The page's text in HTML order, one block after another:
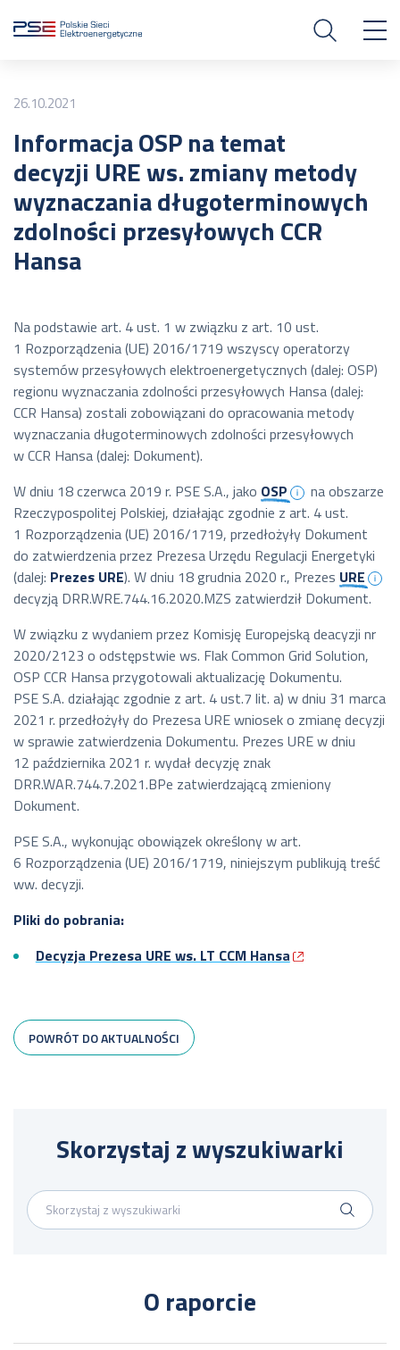
26.10.2021
Informacja OSP na temat
decyzji URE ws. zmiany metody
wyznaczania długoterminowych
zdolności przesyłowych CCR
Hansa
Na podstawie art. 4 ust. 1 w związku z art. 10 ust.
1 Rozporządzenia (UE) 2016/1719 wszyscy operatorzy
systemów przesyłowych elektroenergetycznych (dalej: OSP)
regionu wyznaczania zdolności przesyłowych Hansa (dalej:
CCR Hansa) zostali zobowiązani do opracowania metody
wyznaczania długoterminowych zdolności przesyłowych
w CCR Hansa (dalej: Dokument).
W dniu 18 czerwca 2019 r. PSE S.A., jako OSP
na obszarze
Rzeczypospolitej Polskiej, działając zgodnie z art. 4 ust.
1 Rozporządzenia (UE) 2016/1719, przedłożyły Dokument
do zatwierdzenia przez Prezesa Urzędu Regulacji Energetyki
(dalej: Prezes URE). W dniu 18 grudnia 2020 r., Prezes URE
decyzją DRR.WRE.744.16.2020.MZS zatwierdził Dokument.
W związku z wydaniem przez Komisję Europejską deacyzji nr
2020/2123 o odstępstwie ws. Flak Common Grid Solution,
OSP CCR Hansa przygotowali aktualizację Dokumentu.
PSE S.A. działając zgodnie z art. 4 ust.7 lit. a) w dniu 31 marca
2021 r. przedłożyły do Prezesa URE wniosek o zmianę decyzji
w sprawie zatwierdzenia Dokumentu. Prezes URE w dniu
12 października 2021 r. wydał decyzję znak
DRR.WAR.744.7.2021.BPe zatwierdzającą zmieniony
Dokument.
PSE S.A., wykonując obowiązek określony w art.
6 Rozporządzenia (UE) 2016/1719, niniejszym publikują treść
ww. decyzji.
Pliki do pobrania:
Decyzja Prezesa URE ws. LT CCM Hansa
POWRÓT DO AKTUALNOŚCI
Skorzystaj z wyszukiwarki
O raporcie